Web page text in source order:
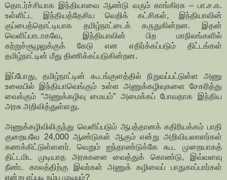
தொடர்ச்சியாக இந்தியாவை ஆண்டு வரும் காங்கிரசு – பா.ச.க.
உள்ளிட்ட இந்தியத்தேசிய வெறிக் கட்சிகள், இந்தியாவின்
குப்பைத்தொட்டியாக தமிழ்நாட்டைக் கருதுகின்றன. இதன்
வெளிப்பாடாகவே, இந்தியாவின் பிற மாநிலங்களில்
சுற்றுச்சூழலுக்குக் கேடு என எதிர்க்கப்படும் திட்டங்கள்
தமிழ்நாட்டின் மீது திணிக்கப்படுகின்றன.
இப்போது, தமிழ்நாட்டின் கூடங்குளத்தில் நிறுவப்பட்டுள்ள அணு
உலையில் இந்தியாவெங்கும் உள்ள அணுக்கழிவுகளை சேகரித்து
வைக்கும் “அணுக்கழிவு மையம்” அமைக்கப் போவதாக இந்திய
அரசு அறிவித்துள்ளது.
அணுக்கழிவிலிருந்து வெளிப்படும் ஆபத்தானக் கதிரியக்கம் பாதி
குறையவே 24,000 ஆண்டுகள் ஆகும் என்று அறிவியலாளர்கள்
கணக்கிட்டுள்ளனர். வெறும் ஐந்தாண்டுக்கே கூட முறையாகத்
திட்டமிட முடியாத அரசுகளை வைத்துக் கொண்டு, இவ்வளவு
நீண்ட காலத்திற்கு இவர்கள் அணுக் கழிவைப் பாதுகாப்பார்கள்
என்று எப்படி நம்ப முடியும்?